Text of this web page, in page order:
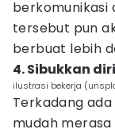
berkomunikasi
tersebut pun
berbuat lebih
4. Sibukkan
ilustrasi bekerja
Terkadang
mudah